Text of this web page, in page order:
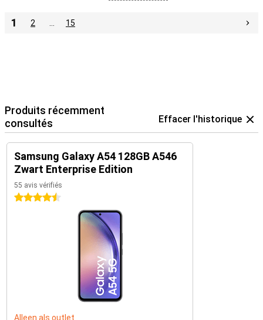
1 2 15
Produits récemment
consultés
Effacer l'historique
Samsung Galaxy A54 128GB A546
Zwart Enterprise Edition
55 avis vérifiés
4.5 étoiles
Alleen als outlet